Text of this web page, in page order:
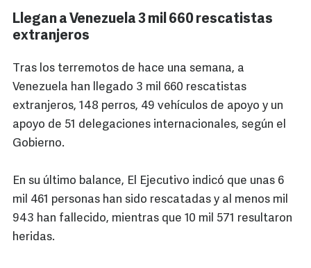
Llegan a Venezuela 3 mil 660 rescatistas
extranjeros
Tras los terremotos de hace una semana, a
Venezuela han llegado 3 mil 660 rescatistas
extranjeros, 148 perros, 49 vehículos de apoyo y un
apoyo de 51 delegaciones internacionales, según el
Gobierno.
En su último balance, El Ejecutivo indicó que unas 6
mil 461 personas han sido rescatadas y al menos mil
943 han fallecido, mientras que 10 mil 571 resultaron
heridas.